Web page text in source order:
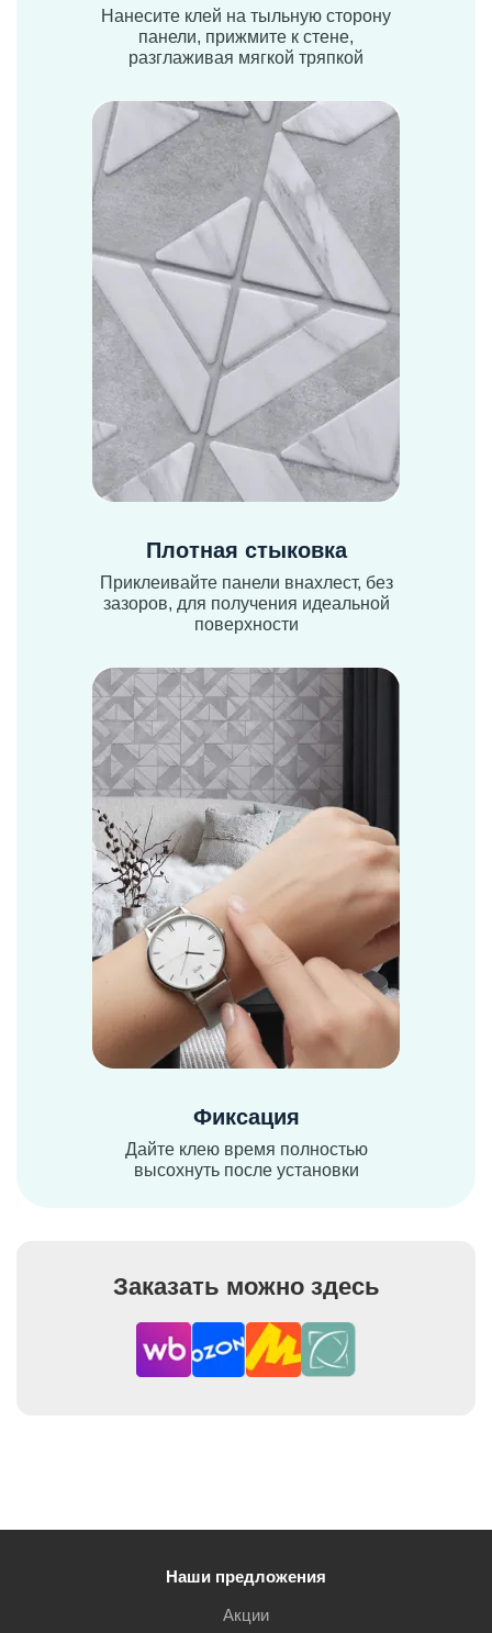
Нанесите клей на тыльную сторону
панели, прижмите к стене,
разглаживая мягкой тряпкой
Плотная стыковка
Приклеивайте панели внахлест, без
зазоров, для получения идеальной
поверхности
Фиксация
Дайте клею время полностью
высохнуть после установки
Заказать можно здесь
Наши предложения
Акции